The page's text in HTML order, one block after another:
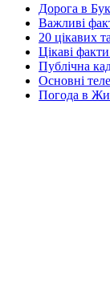
Дорога в
Важливі
20 цікавих
Цікаві
Публічна
Основні
Погода в